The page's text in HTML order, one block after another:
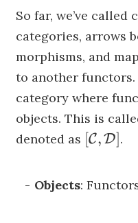
So far, we’ve
categories, arrows
morphisms, and
to another functors.
category where
objects. This is
denoted as [C, D].
Objects: